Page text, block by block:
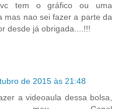
tem o gráfico ou uma
mas nao sei fazer a parte da
desde já obrigada....!!!
de 2015 às 21:48
a videoaula dessa bolsa,